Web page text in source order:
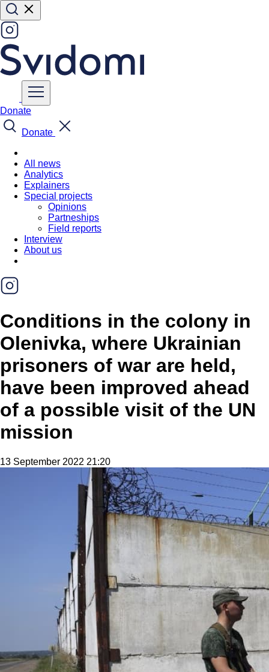
Donate
Donate
All news
Analytics
Explainers
Special projects
Opinions
Partneships
Field reports
Interview
About us
Conditions in the colony in
Olenivka, where Ukrainian
prisoners of war are held,
have been improved ahead
of a possible visit of the UN
mission
13 September 2022 21:20